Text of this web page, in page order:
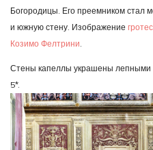
Богородицы. Его преемником стал
и южную стену. Изображение
Козимо Фелтрини
Стены капеллы украшены лепными
5*.